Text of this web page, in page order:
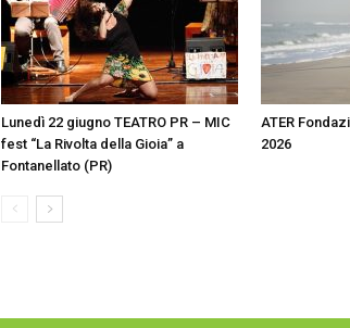
Lunedì 22 giugno TEATRO PR – MIC
fest “La Rivolta della Gioia” a
Fontanellato (PR)
ATER
2026